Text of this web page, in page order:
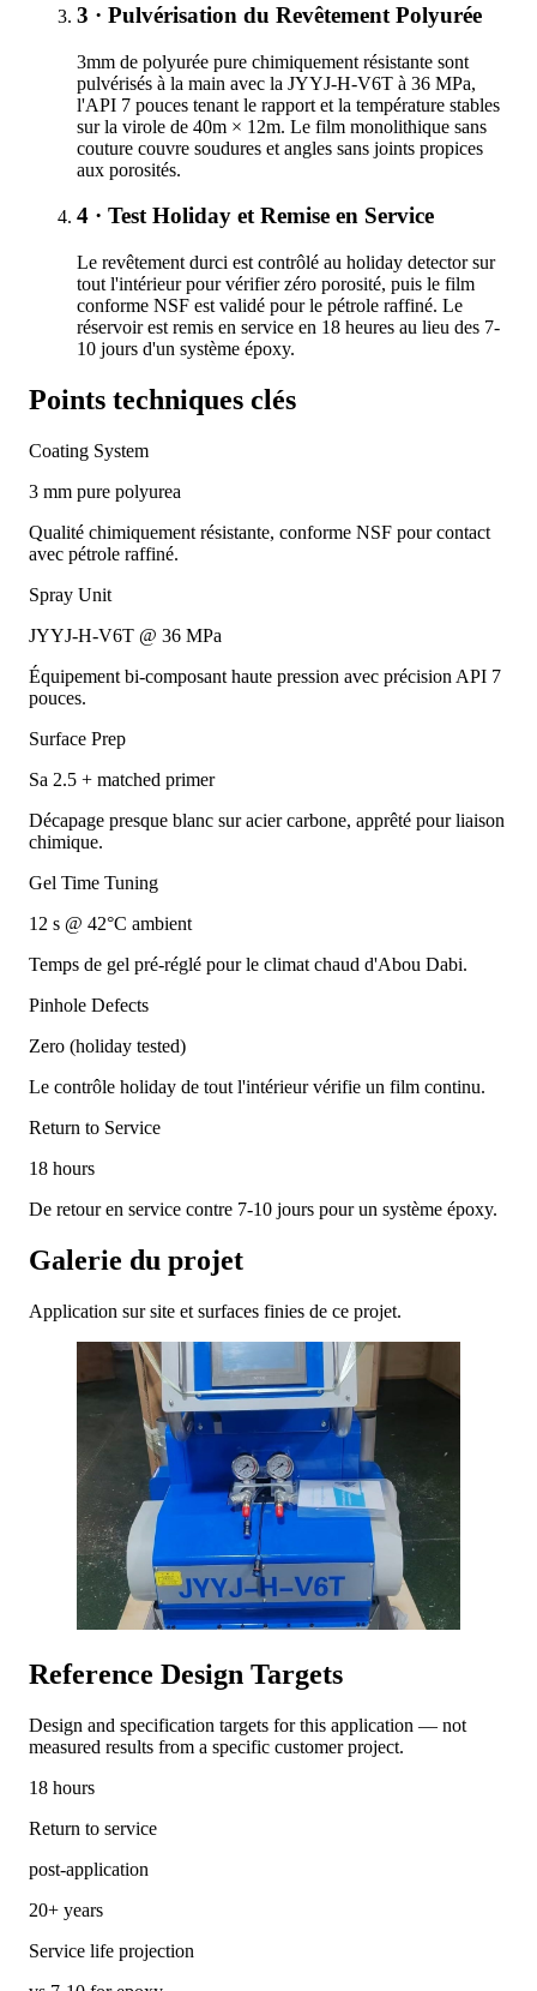
3 · Pulvérisation du Revêtement Polyurée
3mm de polyurée pure chimiquement résistante sont
pulvérisés à la main avec la JYYJ-H-V6T à 36 MPa,
l'API 7 pouces tenant le rapport et la température stables
sur la virole de 40m × 12m. Le film monolithique sans
couture couvre soudures et angles sans joints propices
aux porosités.
4 · Test Holiday et Remise en Service
Le revêtement durci est contrôlé au holiday detector sur
tout l'intérieur pour vérifier zéro porosité, puis le film
conforme NSF est validé pour le pétrole raffiné. Le
réservoir est remis en service en 18 heures au lieu des 7-
10 jours d'un système époxy.
Points techniques clés
Coating System
3 mm pure polyurea
Qualité chimiquement résistante, conforme NSF pour contact
avec pétrole raffiné.
Spray Unit
JYYJ-H-V6T @ 36 MPa
Équipement bi-composant haute pression avec précision API 7
pouces.
Surface Prep
Sa 2.5 + matched primer
Décapage presque blanc sur acier carbone, apprêté pour liaison
chimique.
Gel Time Tuning
12 s @ 42°C ambient
Temps de gel pré-réglé pour le climat chaud d'Abou Dabi.
Pinhole Defects
Zero (holiday tested)
Le contrôle holiday de tout l'intérieur vérifie un film continu.
Return to Service
18 hours
De retour en service contre 7-10 jours pour un système époxy.
Galerie du projet
Application sur site et surfaces finies de ce projet.
Reference Design Targets
Design and specification targets for this application — not
measured results from a specific customer project.
18 hours
Return to service
post-application
20+ years
Service life projection